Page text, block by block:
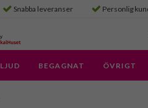
Snabba leveranser Personlig
LJUD BEGAGNAT ÖVRIGT